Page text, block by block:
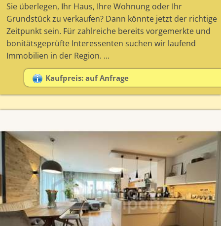
Sie überlegen, Ihr Haus, Ihre Wohnung oder Ihr
Grundstück zu verkaufen? Dann könnte jetzt der richtige
Zeitpunkt sein. Für zahlreiche bereits vorgemerkte und
bonitätsgeprüfte Interessenten suchen wir laufend
Immobilien in der Region. ...
Kaufpreis: auf Anfrage